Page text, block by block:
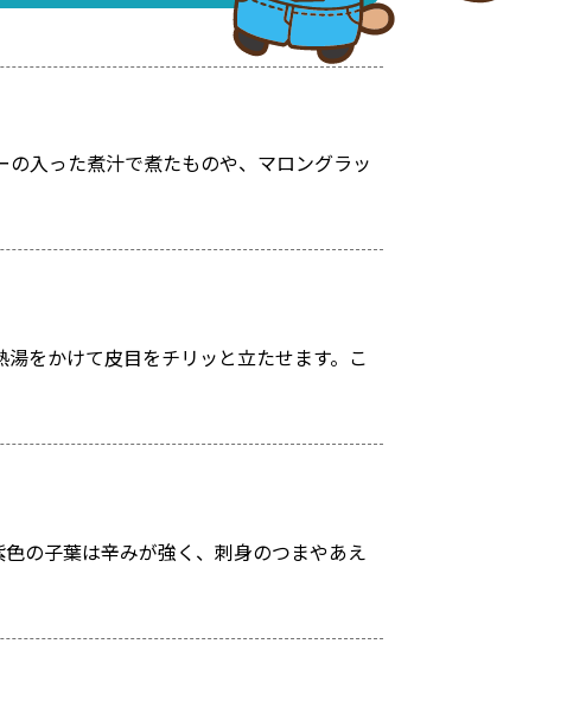
入った煮汁で煮たものや、マロングラッ
をかけて皮目をチリッと立たせます。こ
の子葉は辛みが強く、刺身のつまやあえ